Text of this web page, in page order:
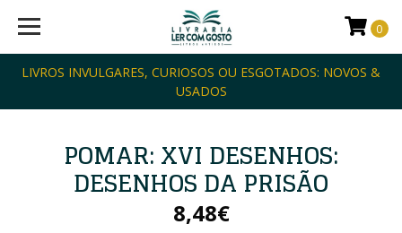
LIVROS INVULGARES, CURIOSOS OU ESGOTADOS: NOVOS &
USADOS
0
POMAR: XVI DESENHOS:
DESENHOS DA PRISÃO
8,48€